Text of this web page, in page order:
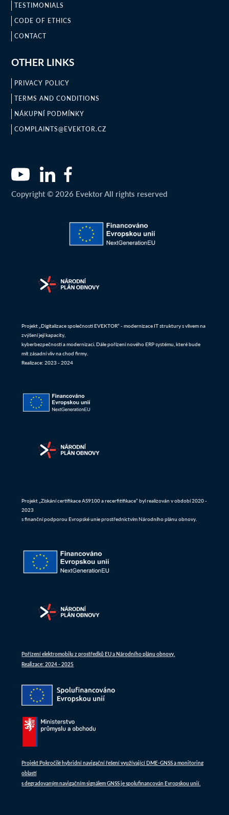
TESTIMONIALS
CODE OF ETHICS
CONTACT
OTHER LINKS
PRIVACY POLICY
TERMS AND CONDITIONS
NÁKUPNÍ PODMÍNKY
COMPLAINTS@EVEKTOR.CZ
Copyright © 2026 Evektor All rights reserved
Projekt „Digitalizace společnosti EVEKTOR“ - modernizace IT struktury s vlivem na
zvýšení její kapacity,
kyberbezpečnosti a modernizaci. Dále pořízení nového ERP systému, které bude
mít zásadní vliv na chod firmy.
Realizace: 2023 - 2024
Projekt „Získání certifikace AS9100 a recerfitifikace“ byl realizován v období 2020 -
2023
s finanční podporou Evropské unie prostřednictvím Národního plánu obnovy.
Pořízení elektromobilu z prostředků EU a Národního plánu obnovy.
Realizace: 2024 - 2025
Projekt Pokročilé hybridní navigační řešení využívající DME-GNSS a monitoring
oblastí
s degradovaným navigačním signálem GNSS je spolufinancován Evropskou unií.